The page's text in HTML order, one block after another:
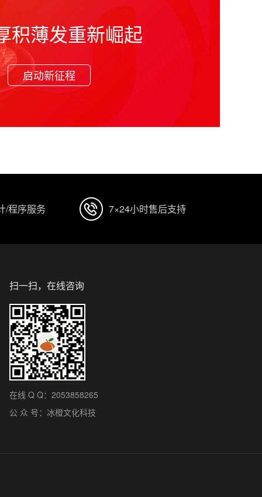
积薄发重新崛起
启动新征程
/程序服务 7×24小时售后支持
扫一扫，在线咨询
在线 Q Q：2053858265
公 众 号：冰橙文化科技